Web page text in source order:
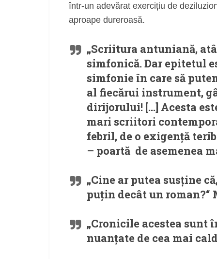
într-un adevărat exercițiu de
aproape dureroasă.
„Scriitura antuniană,
simfonică. Dar epitetul
simfonie în care să
al fiecărui instrument,
dirijorului! […] Acesta
mari scriitori
febril, de o exigență
– poartă de asemenea
„Cine ar putea susține
puțin decât un roman?“
„Cronicile acestea
nuanțate de cea mai